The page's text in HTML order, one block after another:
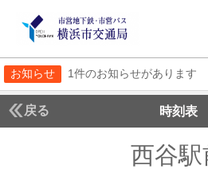
お知らせ 1件のお知らせがあります
戻る 時刻表
西谷駅